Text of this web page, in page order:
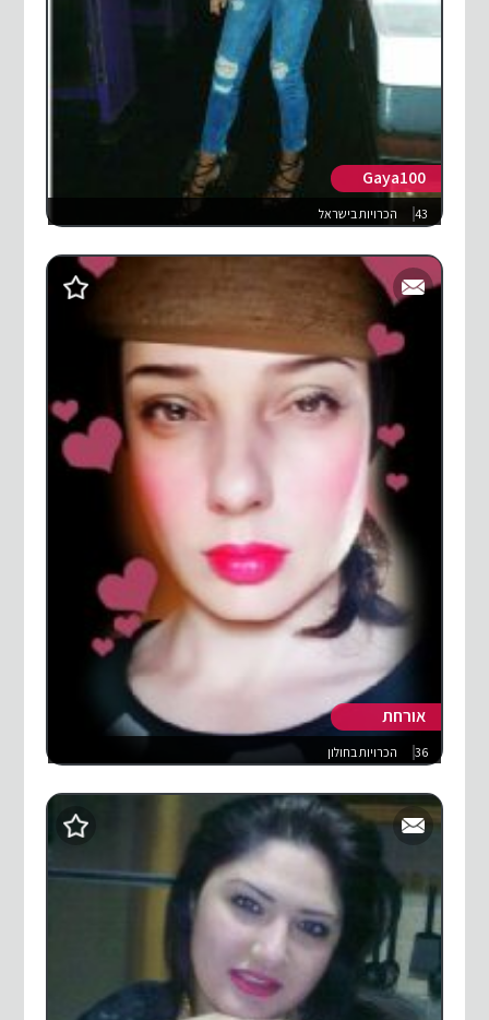
Gaya100
43 הכרויות בישראל
אורחת
36 הכרויות בחולון